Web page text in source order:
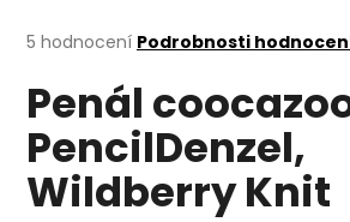
Průměrné
produktu
je
5,0
5
hvězdiček.
5 hodnocení Podrobnosti
Penál
PencilDenzel,
Wildberry Knit